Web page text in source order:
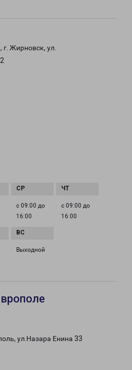
г. Жирновск, ул.
с 09:00 до
16:00
с 09:00 до
16:00
Выходной
ул.Назара Енина 33